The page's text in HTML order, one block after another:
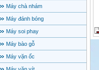
Máy chà nhám
Máy đánh bóng
Máy soi phay
Máy bào gỗ
Máy vặn ốc